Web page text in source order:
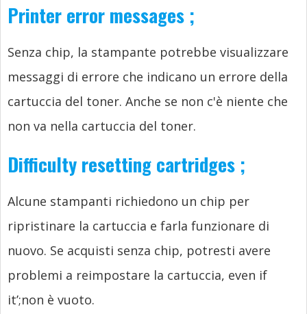
Printer error messages ;
Senza chip, la stampante potrebbe visualizzare
messaggi di errore che indicano un errore della
cartuccia del toner. Anche se non c'è niente che
non va nella cartuccia del toner.
Difficulty resetting cartridges ;
Alcune stampanti richiedono un chip per
ripristinare la cartuccia e farla funzionare di
nuovo. Se acquisti senza chip, potresti avere
problemi a reimpostare la cartuccia, even if
it’;non è vuoto.